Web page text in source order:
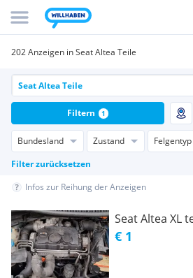
202 Anzeigen in Seat Altea Teile
Bundesland Zustand Felgentyp
Filter zurücksetzen
Filtern 1
Infos zur Reihung der Anzeigen
Seat Altea XL
€ 1